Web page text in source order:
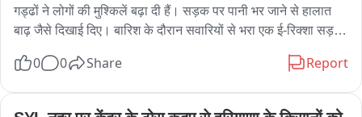
गड्ढों ने लोगों की मुश्किलें बढ़ा दी हैं। सड़क पर पानी भर जाने से हालात
बाढ़ जैसे दिखाई दिए। बारिश के दौरान सवारियों से भरा एक ई-रिक्शा सड़क
को हल्की चोट लगी वहीं कई बाइक सवार भी जलभराव और खराब सड़क के
घायल होने की सूचना नहीं मिली। स्कूलों की छुट्टी के समय सड़क पर
0 0 Share Report